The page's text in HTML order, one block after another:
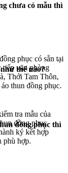
chưa có mẫu thì
phục có sẵn tại
tiếp văn phòng
Thới Tam Thôn,
thun đồng phục.
thế nào?
tra mẫu của
đồng phục
ký kết hợp
phù hợp.
đồng phục thì